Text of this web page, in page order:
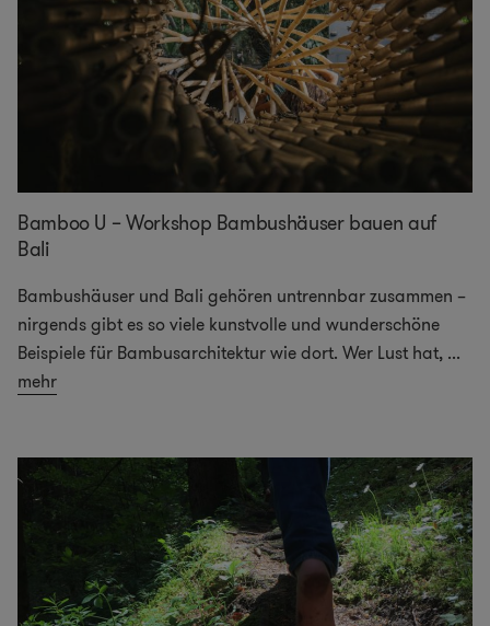
Bamboo U – Workshop Bambushäuser bauen auf
Bali
Bambushäuser und Bali gehören untrennbar zusammen –
nirgends gibt es so viele kunstvolle und wunderschöne
Beispiele für Bambusarchitektur wie dort. Wer Lust hat, ...
mehr